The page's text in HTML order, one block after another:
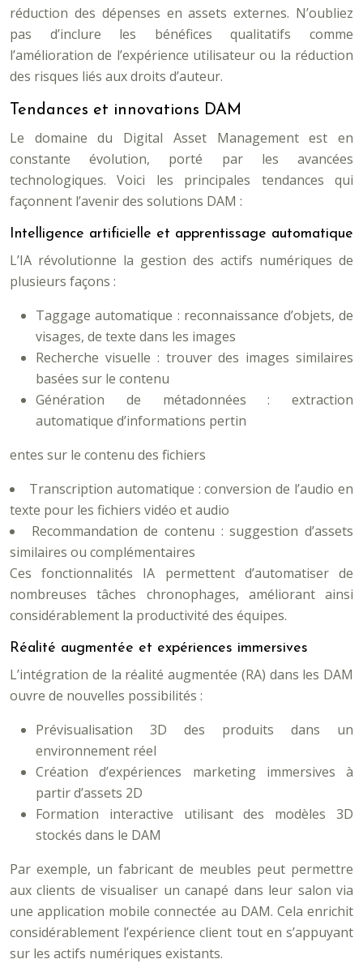
réduction des dépenses en assets externes. N’oubliez
pas d’inclure les bénéfices qualitatifs comme
l’amélioration de l’expérience utilisateur ou la réduction
des risques liés aux droits d’auteur.
Tendances et innovations DAM
Le domaine du Digital Asset Management est en
constante évolution, porté par les avancées
technologiques. Voici les principales tendances qui
façonnent l’avenir des solutions DAM :
Intelligence artificielle et apprentissage automatique
L’IA révolutionne la gestion des actifs numériques de
plusieurs façons :
Taggage automatique : reconnaissance d’objets, de
visages, de texte dans les images
Recherche visuelle : trouver des images similaires
basées sur le contenu
Génération de métadonnées : extraction
automatique d’informations pertin
entes sur le contenu des fichiers
Transcription automatique : conversion de l’audio en
texte pour les fichiers vidéo et audio
Recommandation de contenu : suggestion d’assets
similaires ou complémentaires
Ces fonctionnalités IA permettent d’automatiser de
nombreuses tâches chronophages, améliorant ainsi
considérablement la productivité des équipes.
Réalité augmentée et expériences immersives
L’intégration de la réalité augmentée (RA) dans les DAM
ouvre de nouvelles possibilités :
Prévisualisation 3D des produits dans un
environnement réel
Création d’expériences marketing immersives à
partir d’assets 2D
Formation interactive utilisant des modèles 3D
stockés dans le DAM
Par exemple, un fabricant de meubles peut permettre
aux clients de visualiser un canapé dans leur salon via
une application mobile connectée au DAM. Cela enrichit
considérablement l’expérience client tout en s’appuyant
sur les actifs numériques existants.